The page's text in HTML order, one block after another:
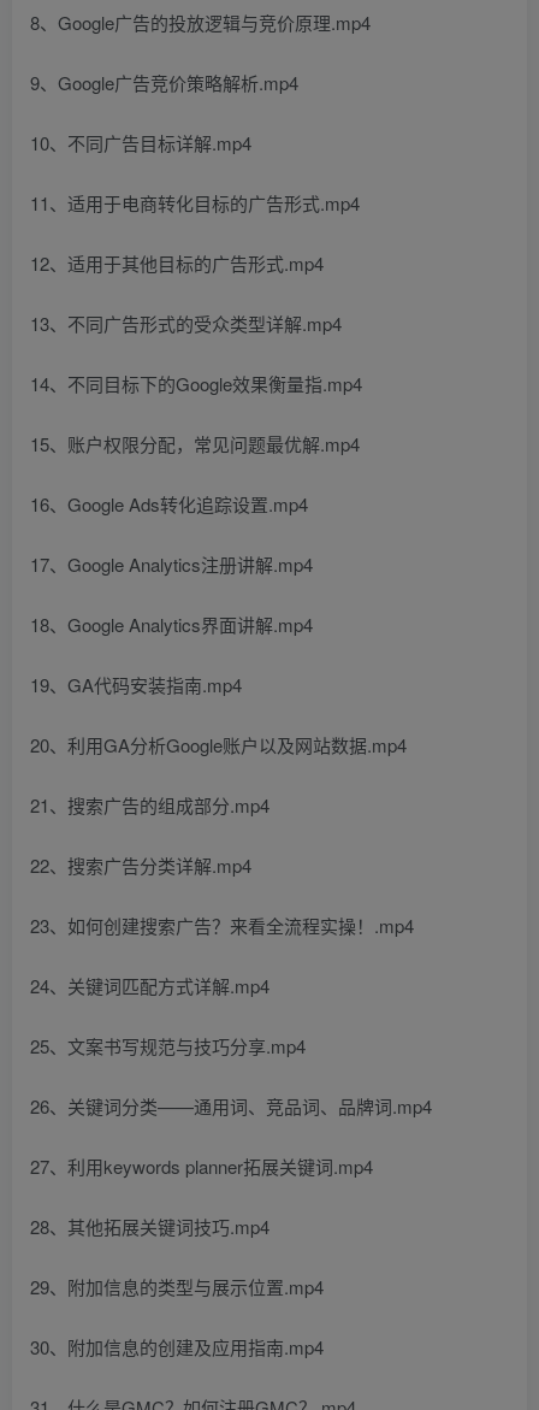
8、Google广告的投放逻辑与竞价原理.mp4
9、Google广告竞价策略解析.mp4
10、不同广告目标详解.mp4
11、适用于电商转化目标的广告形式.mp4
12、适用于其他目标的广告形式.mp4
13、不同广告形式的受众类型详解.mp4
14、不同目标下的Google效果衡量指.mp4
15、账户权限分配，常见问题最优解.mp4
16、Google Ads转化追踪设置.mp4
17、Google Analytics注册讲解.mp4
18、Google Analytics界面讲解.mp4
19、GA代码安装指南.mp4
20、利用GA分析Google账户以及网站数据.mp4
21、搜索广告的组成部分.mp4
22、搜索广告分类详解.mp4
23、如何创建搜索广告？来看全流程实操！.mp4
24、关键词匹配方式详解.mp4
25、文案书写规范与技巧分享.mp4
26、关键词分类——通用词、竞品词、品牌词.mp4
27、利用keywords planner拓展关键词.mp4
28、其他拓展关键词技巧.mp4
29、附加信息的类型与展示位置.mp4
30、附加信息的创建及应用指南.mp4